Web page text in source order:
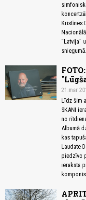
Kristīnes
"Latvija"
sniegumā.
21.mar
Līdz šim
SKANI
no
Albumā
kas
Laudate
piedzīvo
ieraksta